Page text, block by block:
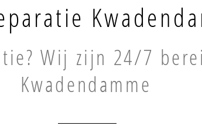
Wij zijn 24/7
Kwadendamme